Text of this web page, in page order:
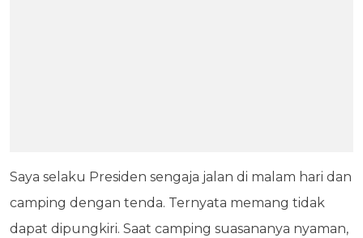
Saya selaku Presiden sengaja jalan di malam hari dan
camping dengan tenda. Ternyata memang tidak
dapat dipungkiri. Saat camping suasananya nyaman,